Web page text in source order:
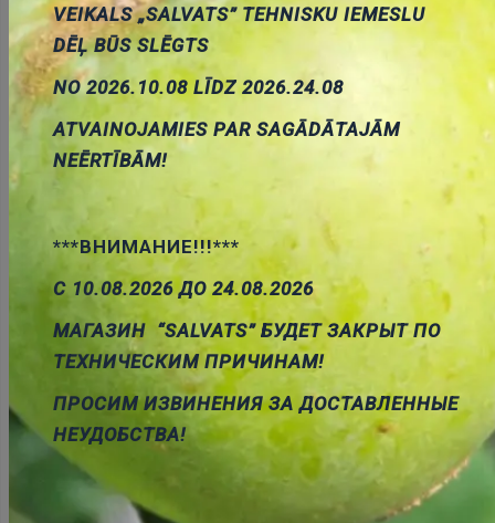
Tekstolīts segums vienpusēja folija 100x160, FR4,
biezums 2.4mm
Cena:
Artikuls: LAM100X160E2.4
stāvoklis: 8
Pievienot
grozam
VEIKALS „SALVATS” TEHNISKU IEMESLU
DĒĻ BŪS SLĒGTS
NO 2026.10.08 LĪDZ 2026.24.08
ATVAINOJAMIES PAR SAGĀDĀTAJĀM
NEĒRTĪBĀM!
***ВНИМАНИЕ!!!***
С 10.08.2026 ДО 24.08.2026
МАГАЗИН “SALVATS” БУДЕТ ЗАКРЫТ ПО
ТЕХНИЧЕСКИМ ПРИЧИНАМ!
ПРОСИМ ИЗВИНЕНИЯ ЗА ДОСТАВЛЕННЫЕ
НЕУДОБСТВА!